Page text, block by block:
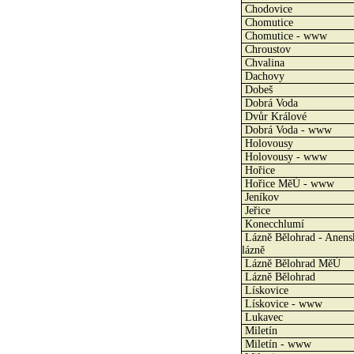
Chodovice
Chomutice
Chomutice - www
Chroustov
Chvalina
Dachovy
Dobeš
Dobrá Voda
Dvůr Králové
Dobrá Voda - www
Holovousy
Holovousy - www
Hořice
Hořice MěÚ - www
Jeníkov
Jeřice
Konecchlumí
Lázně Bělohrad -
lázně
Lázně Bělohrad MěÚ
Lázně Bělohrad
Lískovice
Lískovice - www
Lukavec
Miletín
Miletín - www